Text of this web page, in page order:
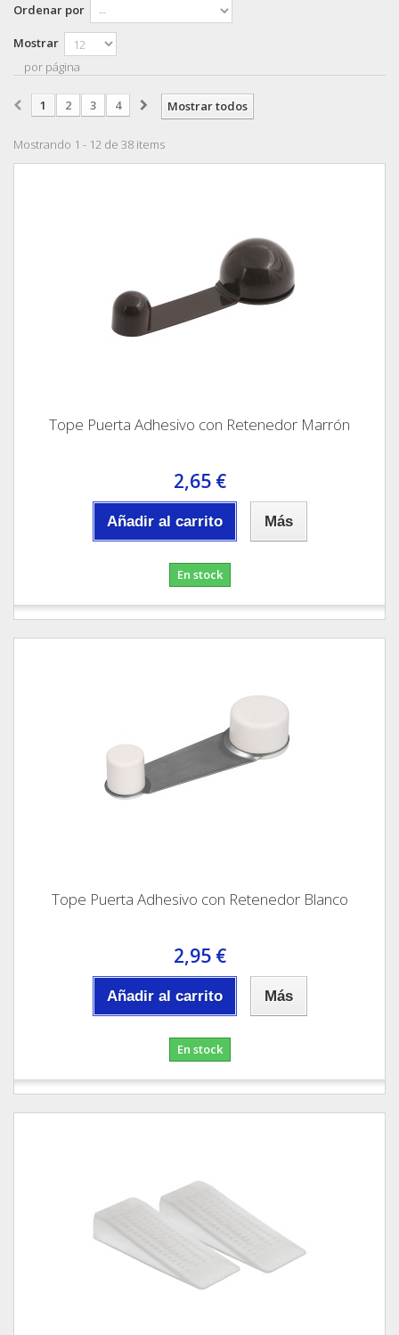
Ordenar por
Mostrar
por página
Mostrar todos
1 2 3 4
Mostrando 1 - 12 de 38 items
Tope Puerta Adhesivo con Retenedor Marrón
2,65 €
Añadir al carrito Más
En stock
Tope Puerta Adhesivo con Retenedor Blanco
2,95 €
Añadir al carrito Más
En stock